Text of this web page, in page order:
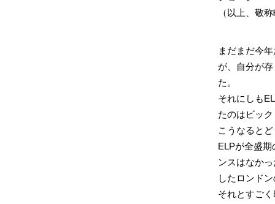
（以上、敬
まだまだ今
が、自分が
た。
それにしも
たのはビッ
こうなると
ELPが全盛
ンスはなか
したロンド
それとすご